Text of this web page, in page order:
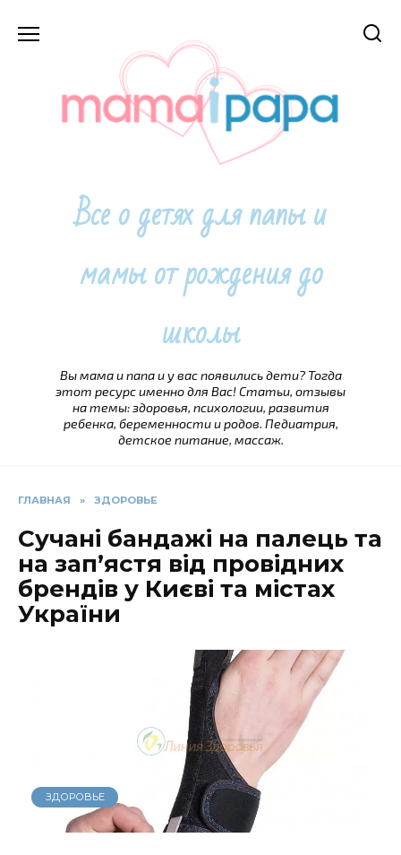
Все о детях для папы и
мамы от рождения до
школы
Вы мама и папа и у вас появились дети? Тогда
этот ресурс именно для Вас! Статьи, отзывы
на темы: здоровья, психологии, развития
ребенка, беременности и родов. Педиатрия,
детское питание, массаж.
ГЛАВНАЯ » ЗДОРОВЬЕ
Сучані бандажі на палець та
на зап’ястя від провідних
брендів у Києві та містах
України
ЗДОРОВЬЕ